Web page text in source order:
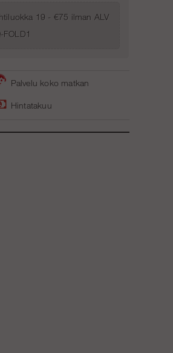
19 - €75 ilman ALV
FOLD1
Palvelu koko matkan
Hintatakuu